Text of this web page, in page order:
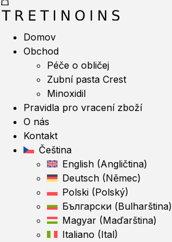
Domov
Obchod
Péče o obličej
Zubní pasta Crest
Minoxidil
Pravidla pro vracení zboží
O nás
Kontakt
Čeština
English (Angličtina)
Deutsch (Němec)
Polski (Polský)
Български (Bulharština)
Magyar (Maďarština)
Italiano (Ital)